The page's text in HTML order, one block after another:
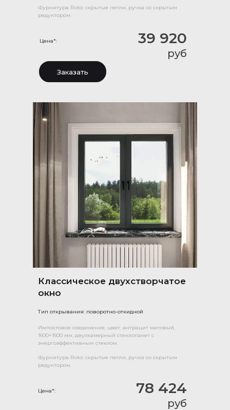
39 920
руб
Фурнитура Roto: скрытые петли, ручка со скрытым
редуктором.
Цена*:
Заказать
Классическое двухстворчатое
окно
Тип открывания: поворотно-откидной
78 424
руб
Цена*:
Импостовое соединение, цвет: антрацит матовый,
1600×1600 мм, двухкамерный стеклопакет с
энергоэффективным стеклом.
Фурнитура Roto: скрытые петли, ручка со скрытым
редуктором.